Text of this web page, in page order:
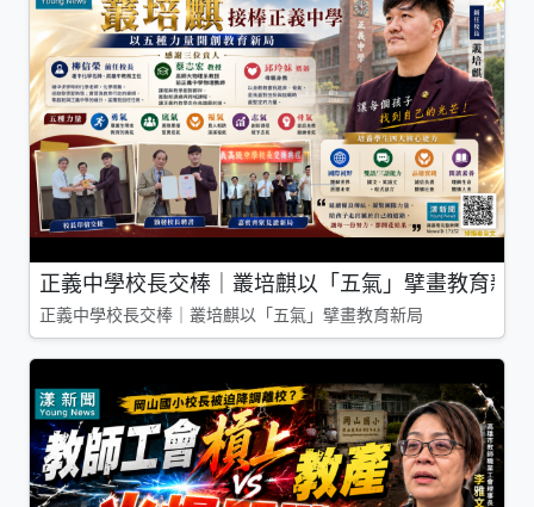
正義中學校長交棒｜叢培麒以「五氣」擘畫教育新局
正義中學校長交棒｜叢培麒以「五氣」擘畫教育新局